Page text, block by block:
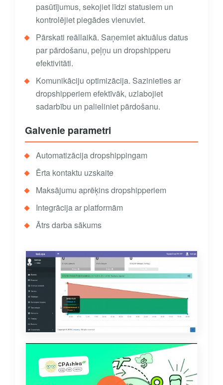
pasūtījumus, sekojiet līdzi statusiem un
kontrolējiet piegādes vienuviet.
Pārskati reāllaikā. Saņemiet aktuālus datus
par pārdošanu, peļņu un dropshipperu
efektivitāti.
Komunikāciju optimizācija. Sazinieties ar
dropshipperiem efektīvāk, uzlabojiet
sadarbību un palieliniet pārdošanu.
Galvenie parametri
Automatizācija dropshippingam
Ērta kontaktu uzskaite
Maksājumu aprēķins dropshipperiem
Integrācija ar platformām
Ātrs darba sākums